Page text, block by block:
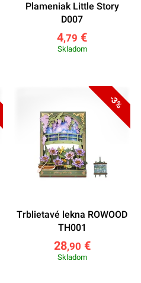
Plameniak Little Story
D007
4,79 €
Skladom
-3%
Trblietavé lekna ROWOOD
TH001
28,90 €
Skladom